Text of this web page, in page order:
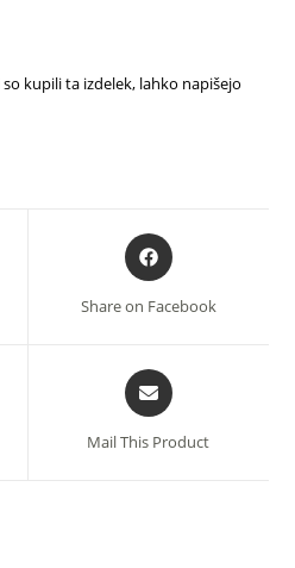
kupili ta izdelek, lahko napišejo
Opens
in
new
Share on Facebook
Opens
in
a
new
Mail This Product